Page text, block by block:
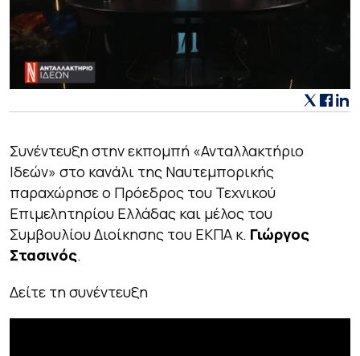
Συνέντευξη στην εκπομπή «Ανταλλακτήριο
Ιδεών» στο κανάλι της Ναυτεμπορικής
παραχώρησε ο Πρόεδρος του Τεχνικού
Επιμελητηρίου Ελλάδας και μέλος του
Συμβουλίου Διοίκησης του ΕΚΠΑ κ. Γιώργος
Στασινός.
Δείτε τη συνέντευξη